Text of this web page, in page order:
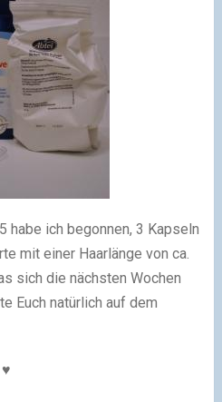
habe ich begonnen, 3 Kapseln
mit einer Haarlänge von ca.
sich die nächsten Wochen
Euch natürlich auf dem